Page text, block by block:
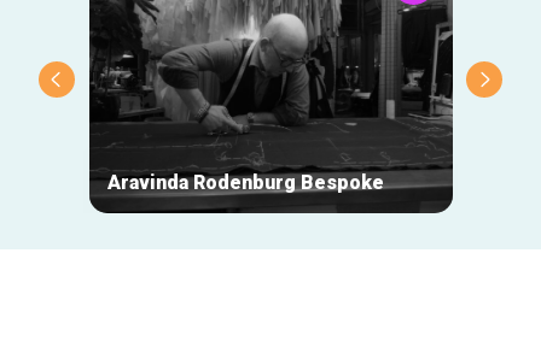
Aravinda Rodenburg Bespoke